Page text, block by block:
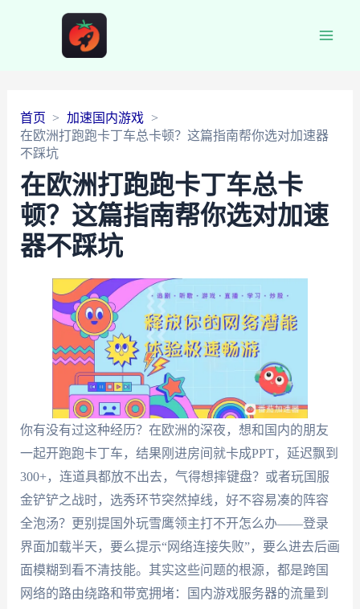
首页
加速国内游戏
在欧洲打跑跑卡丁车总卡顿？这篇指南帮你选对加速器
不踩坑
在欧洲打跑跑卡丁车总卡
顿？这篇指南帮你选对加速
器不踩坑
你有没有过这种经历？在欧洲的深夜，想和国内的朋友
一起开跑跑卡丁车，结果刚进房间就卡成PPT，延迟飘到
300+，连道具都放不出去，气得想摔键盘？或者玩国服
金铲铲之战时，选秀环节突然掉线，好不容易凑的阵容
全泡汤？更别提国外玩雪鹰领主打不开怎么办——登录
界面加载半天，要么提示“网络连接失败”，要么进去后画
面模糊到看不清技能。其实这些问题的根源，都是跨国
网络的路由绕路和带宽拥堵：国内游戏服务器的流量到